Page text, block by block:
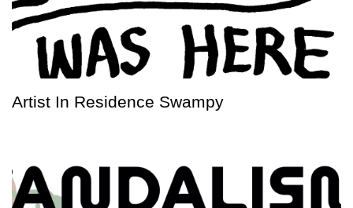
Artist In Residence Swampy